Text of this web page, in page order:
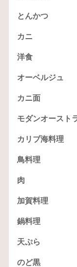
とんかつ
カニ
洋食
オーベルジュ
カニ面
モダンオースト
カリブ海料理
鳥料理
肉
加賀料理
鍋料理
天ぷら
のど黒